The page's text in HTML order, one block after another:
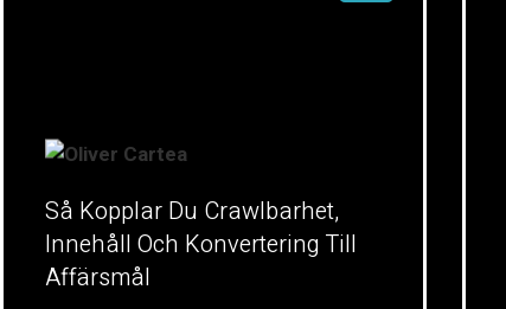
Så Kopplar Du Crawlbarhet,
Innehåll Och Konvertering Till
Affärsmål